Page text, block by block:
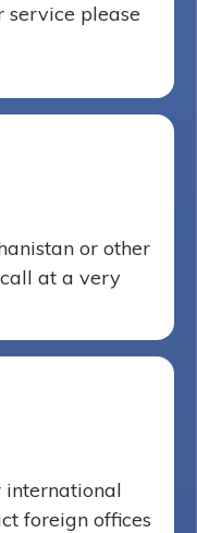
please
or other
at a very
foreign offices